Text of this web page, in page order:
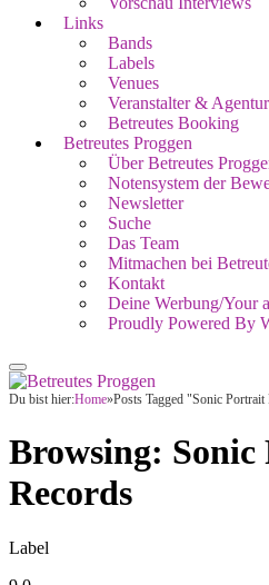
Links
Bands
Labels
Venues
Veranstalter &
Betreutes Booking
Betreutes Proggen
Über Betreutes
Notensystem der
Newsletter
Suche
Das Team
Mitmachen bei
Kontakt
Deine Werbung/Your
Proudly Powered By
Du bist hier:Home»Posts Tagged "Sonic Portrait
Browsing:
Records
Label